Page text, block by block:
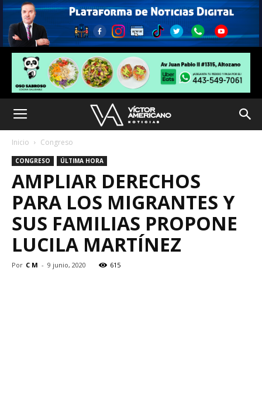
Inicio Congreso
CONGRESO ÚLTIMA HORA
AMPLIAR DERECHOS
PARA LOS MIGRANTES Y
SUS FAMILIAS PROPONE
LUCILA MARTÍNEZ
Por C M - 9 junio, 2020 615